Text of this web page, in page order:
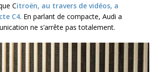
Citroën, au travers de vidéos, a
C4. En parlant de compacte, Audi a
ne s’arrête pas totalement.